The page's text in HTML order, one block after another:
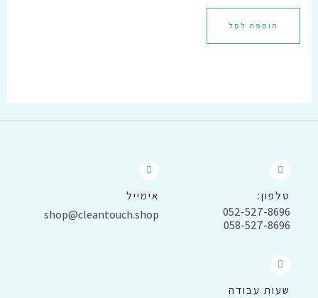
הוספה לסל
טלפון:
052-527-8696
058-527-8696
אימייל
shop@cleantouch.shop
שעות עבודה